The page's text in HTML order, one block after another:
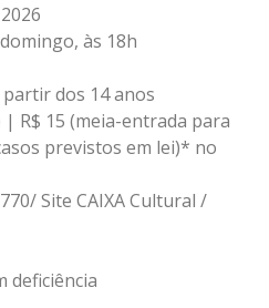
às 18h
partir dos 14 anos
R$ 15 (meia-entrada para
previstos em lei)* no
Site CAIXA Cultural /
deficiência